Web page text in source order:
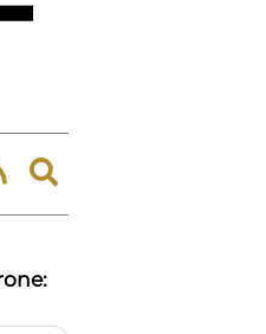
Expand
search